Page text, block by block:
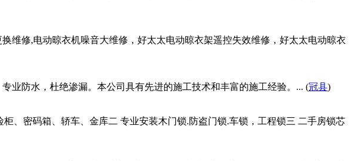
维修,电动晾衣机噪音大维修，好太太电动晾衣架遥控失效维修，好太太电动晾衣
业防水，杜绝渗漏。本公司具有先进的施工技术和丰富的施工经验。... (冠县)
、密码箱、轿车、金库二 专业安装木门锁.防盗门锁.车锁，工程锁三 二手房锁芯